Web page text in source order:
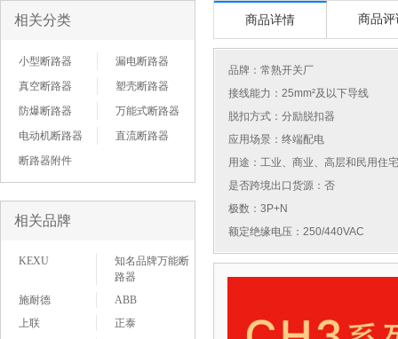
相关分类
小型断路器
漏电断路器
真空断路器
塑壳断路器
防爆断路器
万能式断路器
电动机断路器
直流断路器
断路器附件
相关品牌
KEXU
知名品牌万能断
路器
施耐德
ABB
上联
正泰
商品详情 商品评
品牌： 常熟开关厂
接线能力：25mm²及以下导线
脱扣方式：分励脱扣器
应用场景：终端配电
用途：工业、商业、高层和民用住
是否跨境出口货源：否
极数：3P+N
额定绝缘电压：250/440VAC